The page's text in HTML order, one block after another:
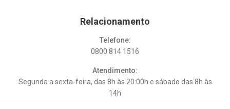
Relacionamento
Telefone:
0800 814 1516
Atendimento:
Segunda a sexta-feira, das 8h às 20:00h e sábado das 8h às
14h